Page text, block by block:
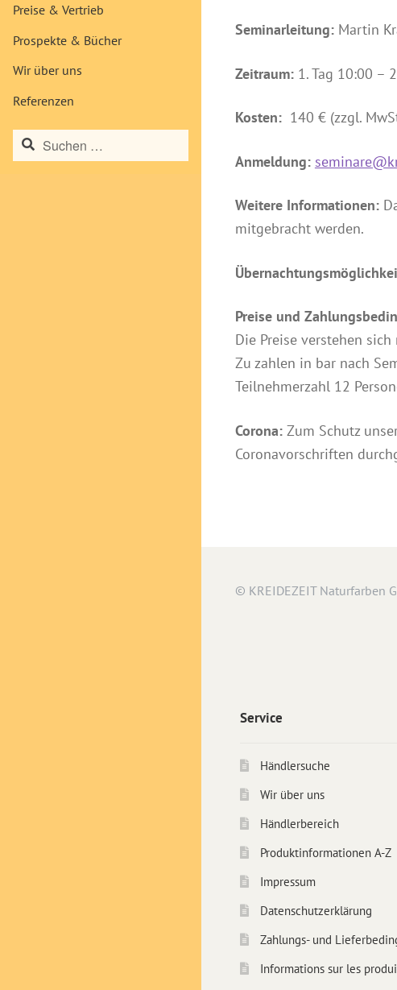
Preise & Vertrieb
Prospekte & Bücher
Wir über uns
Referenzen
Suchen
nach:
Seminarleitung:Martin
Zeitraum: 1. Tag 10:00 –
Kosten: 140 € (zzgl.
Anmeldung:
Weitere Informationen:
mitgebracht werden.
Preise und
Die Preise verstehen
Zu zahlen in bar nach
Teilnehmerzahl 12
Corona:Zum Schutz
Coronavorschriften
© KREIDEZEIT Naturfarben
Service
Händlersuche
Wir über uns
Händlerbereich
Produktinformationen A-Z
Impressum
Datenschutzerklärung
Zahlungs- und
Informations sur les